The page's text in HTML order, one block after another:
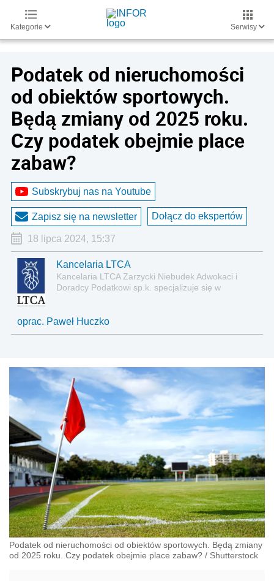
Kategorie Serwisy
Podatek od nieruchomości
od obiektów sportowych.
Będą zmiany od 2025 roku.
Czy podatek obejmie place
zabaw?
Subskrybuj nas na Youtube
Zapisz się na newsletter Dołącz do ekspertów
18 lipca 2024, 15:37
Kancelaria LTCA
Kancelaria LTCA Zarzycki Niebudek Adwokaci i
Doradcy Podatkowi sp.k. specjalizuje się w
oprac. Paweł Huczko
Podatek od nieruchomości od obiektów sportowych. Będą zmiany
od 2025 roku. Czy podatek obejmie place zabaw? / Shutterstock